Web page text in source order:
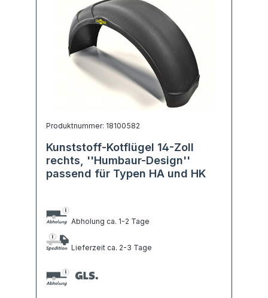
Produktnummer: 18100582
Kunststoff-Kotflügel 14-Zoll
rechts, ''Humbaur-Design''
passend für Typen HA und HK
Abholung ca. 1-2 Tage
Lieferzeit ca. 2-3 Tage